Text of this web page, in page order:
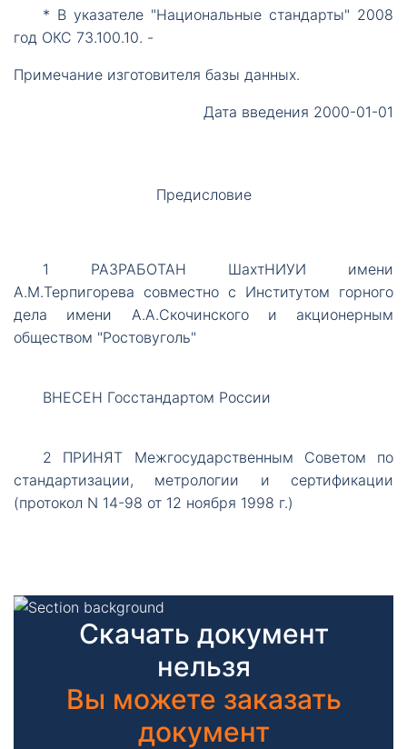
* В указателе "Национальные стандарты" 2008
год ОКС 73.100.10. -
Примечание изготовителя базы данных.
Дата введения 2000-01-01
Предисловие
1
РАЗРАБОТАН ШахтНИУИ имени
A.M.Терпигорева совместно с Институтом горного
дела имени А.А.Скочинского и акционерным
обществом "Ростовуголь"
ВНЕСЕН Госстандартом России
2
ПРИНЯТ Межгосударственным Советом по
стандартизации, метрологии и сертификации
(протокол N 14-98 от 12 ноября 1998 г.)
Скачать документ
нельзя
Вы можете заказать
документ